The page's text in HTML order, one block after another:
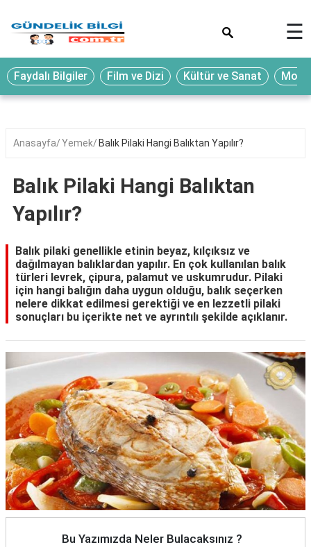
Eğitim
Ekonomi
Seyahat
Oyun
Yaşam
Hukuk
Blog
☰
Faydalı Bilgiler Film ve Dizi Kültür ve Sanat
Anasayfa Yemek Balık Pilaki Hangi Balıktan Yapılır?
Balık Pilaki Hangi Balıktan
Yapılır?
Balık pilaki genellikle etinin beyaz, kılçıksız ve
dağılmayan balıklardan yapılır. En çok kullanılan balık
türleri levrek, çipura, palamut ve uskumrudur. Pilaki
için hangi balığın daha uygun olduğu, balık seçerken
nelere dikkat edilmesi gerektiği ve en lezzetli pilaki
sonuçları bu içerikte net ve ayrıntılı şekilde açıklanır.
Bu Yazımızda Neler Bulacaksınız ?